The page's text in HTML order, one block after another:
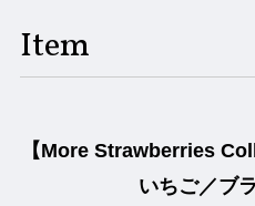
Item
【More Strawberries
いちご／ブ